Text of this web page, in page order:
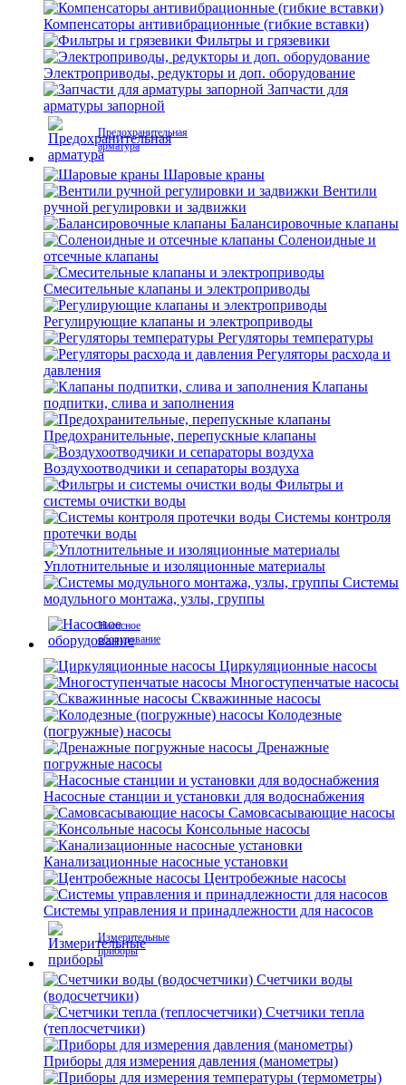
Компенсаторы антивибрационные (гибкие вставки)
Фильтры и грязевики
Электроприводы, редукторы и доп. оборудование
Запчасти для
арматуры запорной
Предохранительная
арматура
Шаровые краны
Вентили
ручной регулировки и задвижки
Балансировочные клапаны
Соленоидные и
отсечные клапаны
Смесительные клапаны и электроприводы
Регулирующие клапаны и электроприводы
Регуляторы температуры
Регуляторы расхода и
давления
Клапаны
подпитки, слива и заполнения
Предохранительные, перепускные клапаны
Воздухоотводчики и сепараторы воздуха
Фильтры и
системы очистки воды
Системы контроля
протечки воды
Уплотнительные и изоляционные материалы
Системы
модульного монтажа, узлы, группы
Насосное
оборудование
Циркуляционные насосы
Многоступенчатые насосы
Скважинные насосы
Колодезные
(погружные) насосы
Дренажные
погружные насосы
Насосные станции и установки для водоснабжения
Самовсасывающие насосы
Консольные насосы
Канализационные насосные установки
Центробежные насосы
Системы управления и принадлежности для насосов
Измерительные
приборы
Счетчики воды
(водосчетчики)
Счетчики тепла
(теплосчетчики)
Приборы для измерения давления (манометры)